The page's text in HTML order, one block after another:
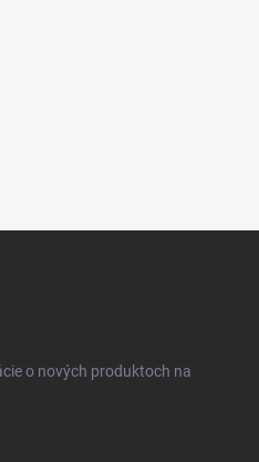
o nových produktoch na